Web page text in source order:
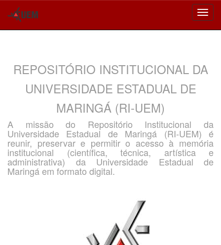
REPOSITÓRIO INSTITUCIONAL DA
UNIVERSIDADE ESTADUAL DE
MARINGÁ (RI-UEM)
A missão do Repositório Institucional da
Universidade Estadual de Maringá (RI-UEM) é
reunir, preservar e permitir o acesso à memória
institucional (científica, técnica, artística e
administrativa) da Universidade Estadual de
Maringá em formato digital.